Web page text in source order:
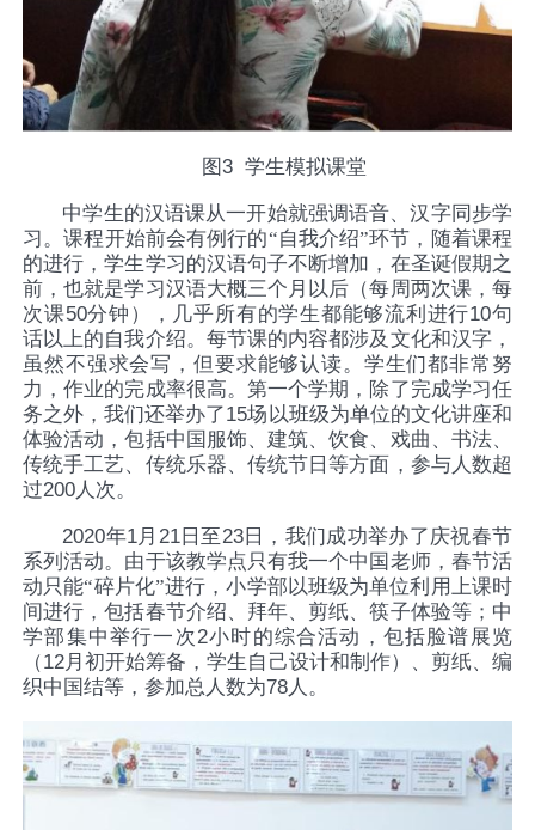
图3 学生模拟课堂
中学生的汉语课从一开始就强调语音、汉字同步学
习。课程开始前会有例行的“自我介绍”环节，随着课程
的进行，学生学习的汉语句子不断增加，在圣诞假期之
前，也就是学习汉语大概三个月以后（每周两次课，每
次课50分钟），几乎所有的学生都能够流利进行10句
话以上的自我介绍。每节课的内容都涉及文化和汉字，
虽然不强求会写，但要求能够认读。学生们都非常努
力，作业的完成率很高。第一个学期，除了完成学习任
务之外，我们还举办了15场以班级为单位的文化讲座和
体验活动，包括中国服饰、建筑、饮食、戏曲、书法、
传统手工艺、传统乐器、传统节日等方面，参与人数超
过200人次。
2020年1月 21日至23日，我们成功举办了庆祝春节
系列活动。由于该教学点只有我一个中国老师，春节活
动只能“碎片化”进行，小学部以班级为单位利用上课时
间进行，包括春节介绍、拜年、剪纸、筷子体验等；中
学部集中举行一次2小时的综合活动，包括脸谱展览
（12月初开始筹备，学生自己设计和制作）、剪纸、编
织中国结等，参加总人数为78人。